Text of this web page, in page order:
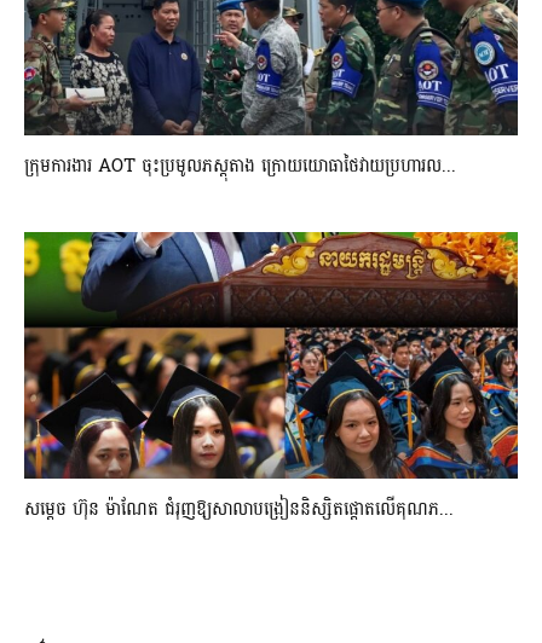
ក្រុមការងារ AOT ចុះប្រមូលភស្តុតាង ក្រោយយោធាថៃវាយប្រហារល...
សម្តេច ហ៊ុន ម៉ាណែត ជំរុញឱ្យសាលាបង្រៀននិស្សិតផ្តោតលើគុណភ...